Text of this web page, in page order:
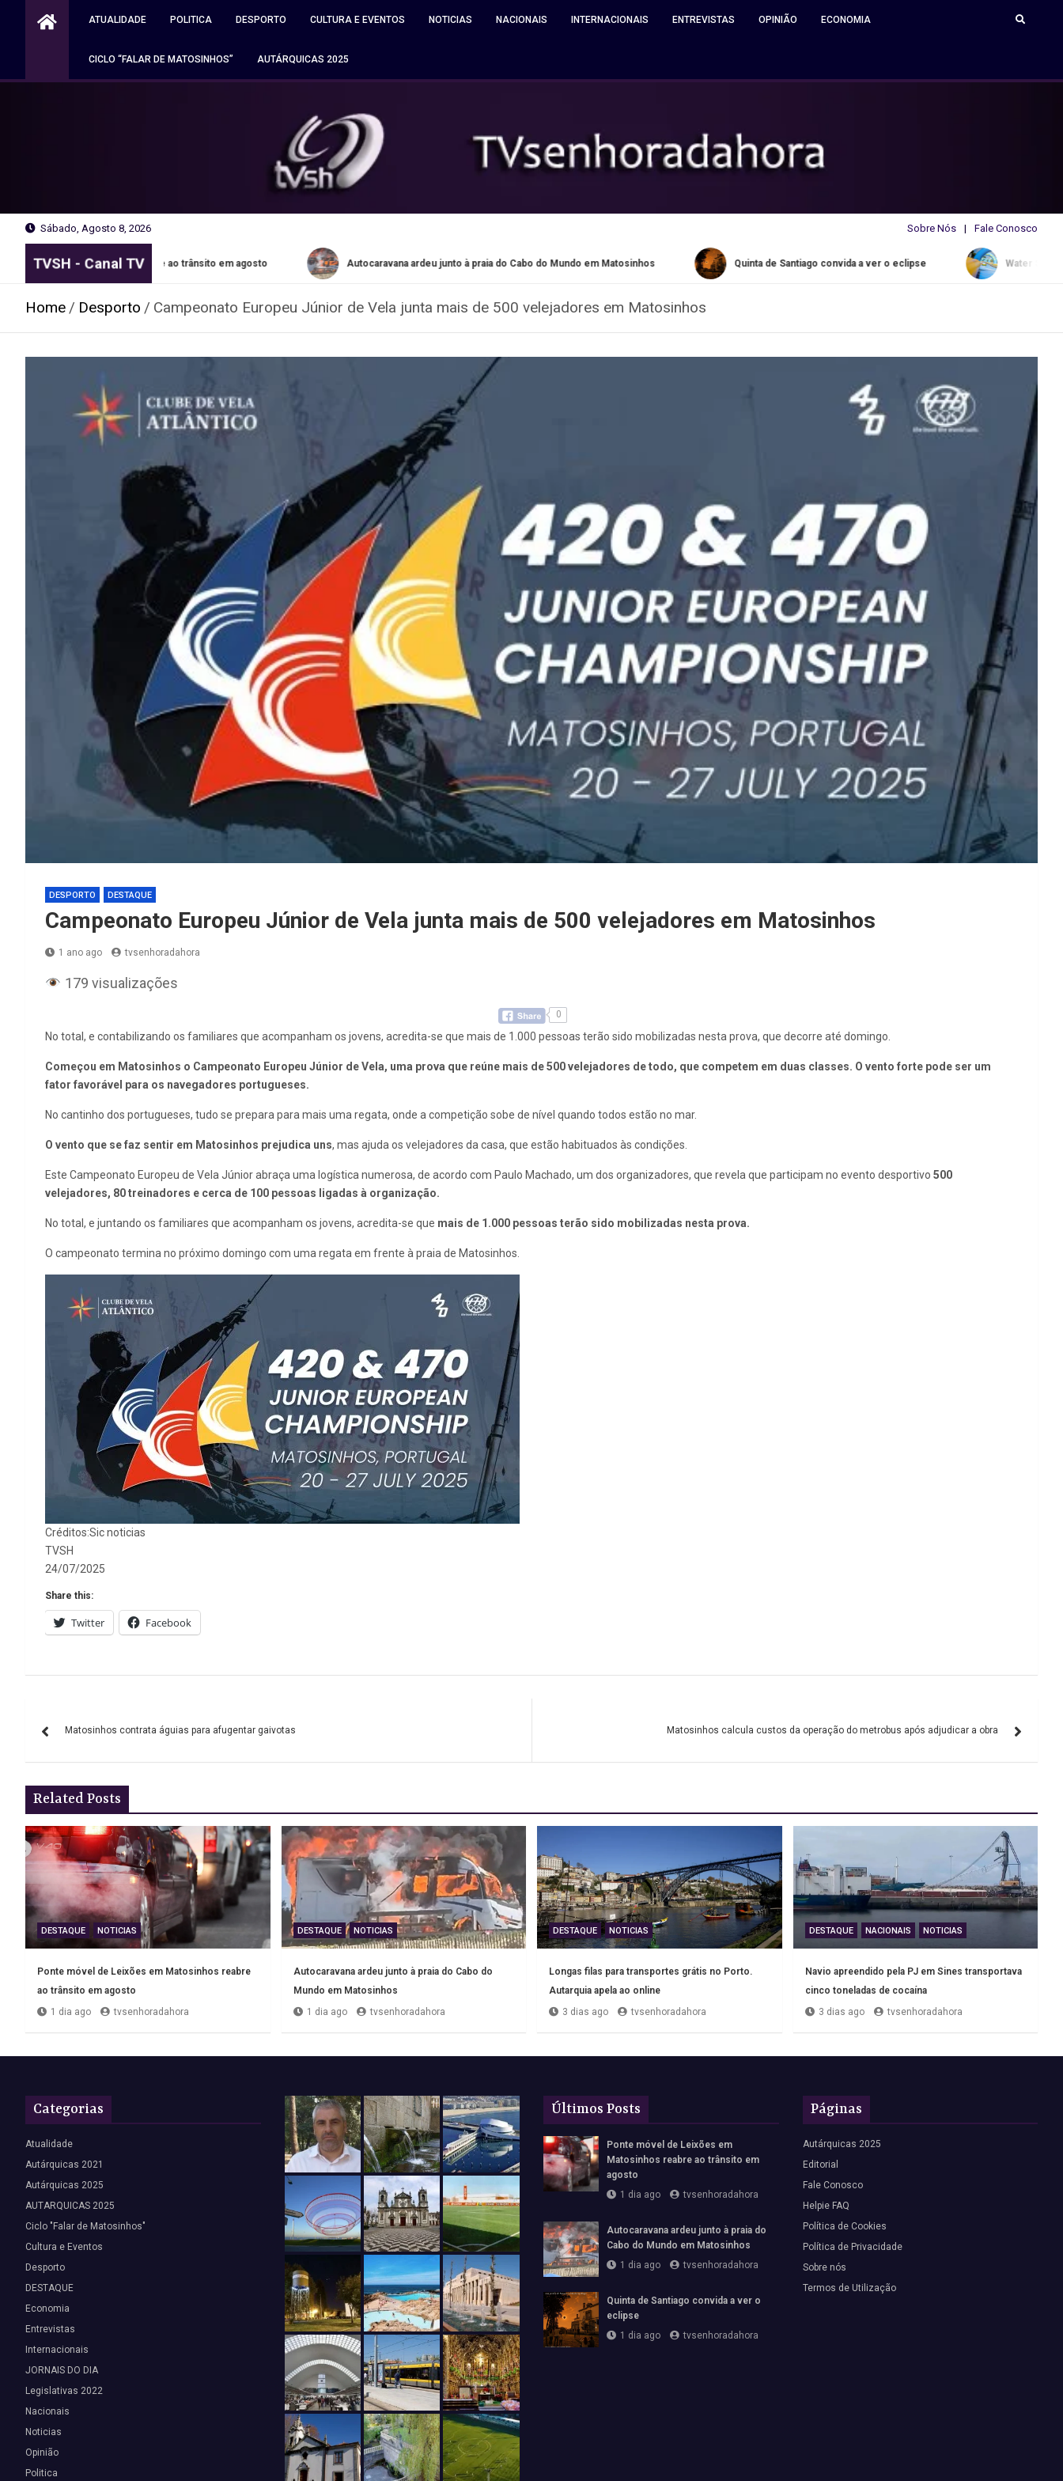
ATUALIDADE POLITICA DESPORTO CULTURA E EVENTOS NOTICIAS NACIONAIS INTERNACIONAIS ENTREVISTAS OPINIÃO ECONOMIA
CICLO “FALAR DE MATOSINHOS” AUTÁRQUICAS 2025
Sábado, Agosto 8, 2026 Sobre Nós Fale Conosco
TVSH - Canal TV
Matosinhos reabre ao trânsito em agosto Autocaravana ardeu junto à praia do Cabo do Mundo em Matosinhos Quinta de Santiago convida a ver o eclipse Water Slide Summer de
Home Desporto Campeonato Europeu Júnior de Vela junta mais de 500 velejadores em Matosinhos
DESPORTO DESTAQUE
Campeonato Europeu Júnior de Vela junta mais de 500 velejadores em Matosinhos
1 ano ago tvsenhoradahora
179 visualizações
0
No total, e contabilizando os familiares que acompanham os jovens, acredita-se que mais de 1.000 pessoas terão sido mobilizadas nesta prova, que decorre até domingo.
Começou em Matosinhos o Campeonato Europeu Júnior de Vela, uma prova que reúne mais de500 velejadores de todo, que competem em duas classes. O vento forte pode ser um
fator favorável para os navegadores portugueses.
No cantinho dos portugueses, tudo se prepara para mais uma regata, onde a competição sobe de nível quando todos estão no mar.
O vento que se faz sentir em Matosinhos prejudica uns, mas ajuda os velejadores da casa, que estão habituados às condições.
Este Campeonato Europeu de Vela Júnior abraça uma logística numerosa, de acordo com Paulo Machado, um dos organizadores, que revela que participam no evento desportivo 500
velejadores, 80 treinadores e cerca de 100 pessoas ligadas à organização.
No total, e juntando os familiares que acompanham os jovens, acredita-se que mais de 1.000 pessoas terão sido mobilizadas nesta prova.
O campeonato termina no próximo domingo com uma regata em frente à praia de Matosinhos.
Créditos:Sic noticias
TVSH
24/07/2025
Share this:
Twitter Facebook
de
artigos
Matosinhos contrata águias para afugentar gaivotas Matosinhos calcula custos da operação do metrobus após adjudicar a obra
Related Posts
DESTAQUE NOTICIAS
Ponte móvel de Leixões em Matosinhos reabre
ao trânsito em agosto
1 dia ago
tvsenhoradahora
DESTAQUE NOTICIAS
Autocaravana ardeu junto à praia do Cabo do
Mundo em Matosinhos
1 dia ago
tvsenhoradahora
DESTAQUE NOTICIAS
Longas filas para transportes grátis no Porto.
Autarquia apela ao online
3 dias ago
tvsenhoradahora
DESTAQUE NACIONAIS NOTICIAS
Navio apreendido pela PJ em Sines transportava
cinco toneladas de cocaína
3 dias ago
tvsenhoradahora
Categorias
Atualidade
Autárquicas 2021
Autárquicas 2025
AUTARQUICAS 2025
Ciclo "Falar de Matosinhos"
Cultura e Eventos
Desporto
DESTAQUE
Economia
Entrevistas
Internacionais
JORNAIS DO DIA
Legislativas 2022
Nacionais
Noticias
Opinião
Politica
Últimos Posts
Ponte móvel de Leixões em
Matosinhos reabre ao trânsito em
agosto
1 dia ago
tvsenhoradahora
Autocaravana ardeu junto à praia do
Cabo do Mundo em Matosinhos
1 dia ago
tvsenhoradahora
Quinta de Santiago convida a ver o
eclipse
1 dia ago
tvsenhoradahora
Páginas
Autárquicas 2025
Editorial
Fale Conosco
Helpie FAQ
Política de Cookies
Política de Privacidade
Sobre nós
Termos de Utilização